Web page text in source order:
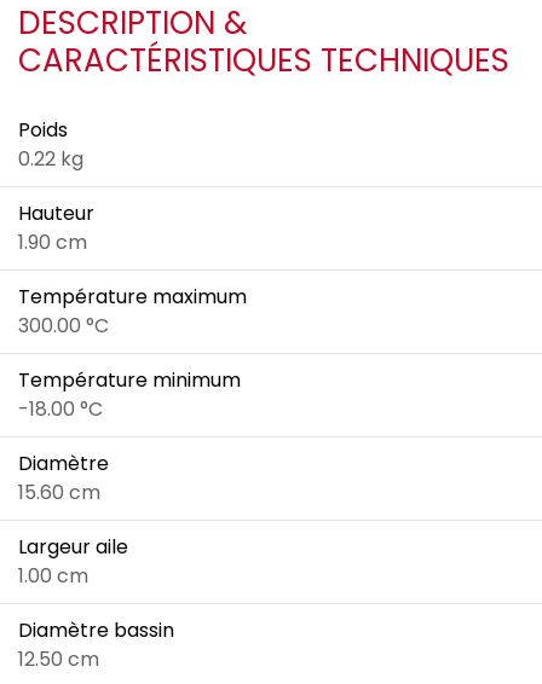
DESCRIPTION &
CARACTÉRISTIQUES TECHNIQUES
Poids
0.22 kg
Hauteur
1.90 cm
Température maximum
300.00 °C
Température minimum
-18.00 °C
Diamètre
15.60 cm
Largeur aile
1.00 cm
Diamètre bassin
12.50 cm